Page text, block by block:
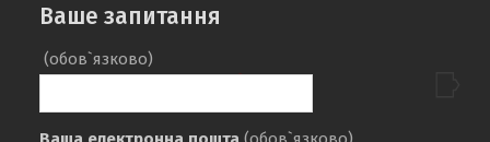
Ваше запитання
(обов`язково)